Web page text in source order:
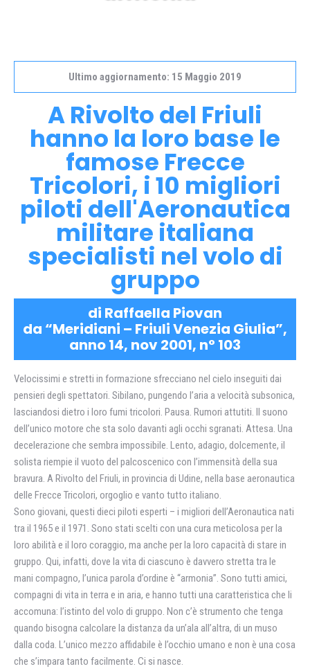
Ultimo aggiornamento: 15 Maggio 2019
A Rivolto del Friuli
hanno la loro base le
famose Frecce
Tricolori, i 10 migliori
piloti dell'Aeronautica
militare italiana
specialisti nel volo di
gruppo
di Raffaella Piovan
da “Meridiani – Friuli Venezia Giulia”,
anno 14, nov 2001, n° 103
Velocissimi e stretti in formazione sfrecciano nel cielo inseguiti dai
pensieri degli spettatori. Sibilano, pungendo l’aria a velocità subsonica,
lasciandosi dietro i loro fumi tricolori. Pausa. Rumori attutiti. Il suono
dell’unico motore che sta solo davanti agli occhi sgranati. Attesa. Una
decelerazione che sembra impossibile. Lento, adagio, dolcemente, il
solista riempie il vuoto del palcoscenico con l’immensità della sua
bravura. A Rivolto del Friuli, in provincia di Udine, nella base aeronautica
delle Frecce Tricolori, orgoglio e vanto tutto italiano.
Sono giovani, questi dieci piloti esperti – i migliori dell’Aeronautica nati
tra il 1965 e il 1971. Sono stati scelti con una cura meticolosa per la
loro abilità e il loro coraggio, ma anche per la loro capacità di stare in
gruppo. Qui, infatti, dove la vita di ciascuno è davvero stretta tra le
mani compagno, l’unica parola d’ordine è “armonia”. Sono tutti amici,
compagni di vita in terra e in aria, e hanno tutti una caratteristica che li
accomuna: l’istinto del volo di gruppo. Non c’è strumento che tenga
quando bisogna calcolare la distanza da un’ala all’altra, di un muso
dalla coda. L’unico mezzo affidabile è l’occhio umano e non è una cosa
che s’impara tanto facilmente. Ci si nasce.